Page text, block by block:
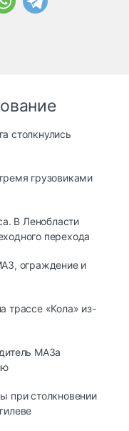
столкнулись
грузовиками
В Ленобласти
перехода
ограждение и
трассе «Кола» из-
МАЗа
при столкновении